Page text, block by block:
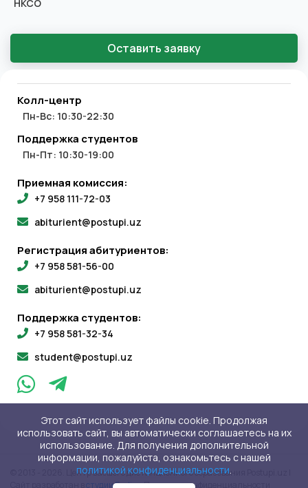
НКСО
Оставить заявку
Колл-центр
Пн-Вс: 10:30-22:30
Поддержка студентов
Пн-Пт: 10:30-19:00
Приемная комиссия:
+7 958 111-72-03
abiturient@postupi.uz
Регистрация абитуриентов:
+7 958 581-56-00
abiturient@postupi.uz
Поддержка студентов:
+7 958 581-32-34
student@postupi.uz
© 2013 - 2026. Центр высшего дистанционного образования Postupi.uz |
студии Evvlio Политика конфиденциальности
Этот сайт использует файлы cookie. Продолжая
использовать сайт, вы автоматически соглашаетесь на их
использование. Для получения дополнительной
информации, пожалуйста, ознакомьтесь с нашей
политикой конфиденциальности.